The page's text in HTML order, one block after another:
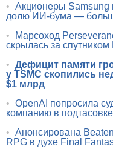
• Акционеры Samsung
долю ИИ-бума —
•
Марсоход
скрылась за
• Дефицит памяти
у TSMC скопились
$1 млрд
• OpenAI попросила
компанию в
• Анонсирована
RPG в духе Final